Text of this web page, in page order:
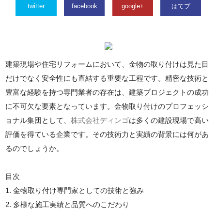
twitter facebook google+ はてブ
建築現場や住宅リフォームにおいて、金物の取り付けは見た目
だけでなく安全性にも直結する重要な工程です。精密な技術と
豊富な経験を持つ専門業者の存在は、建築プロジェクトの成功
に不可欠な要素となっています。金物取り付けのプロフェッシ
ョナル集団として、株式会社ディンゴは多くの建設現場で高い
評価を得ている企業です。その技術力と実績の背景には何があ
るのでしょうか。
目次
1. 金物取り付け専門家としての技術と強み
2. 多様な施工実績と品質へのこだわり